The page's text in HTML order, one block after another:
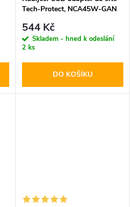
Tech-Protect, NCA45W-GAN
kabel
544 Kč
Skladem - hned k odeslání
2 ks
DO KOŠÍKU